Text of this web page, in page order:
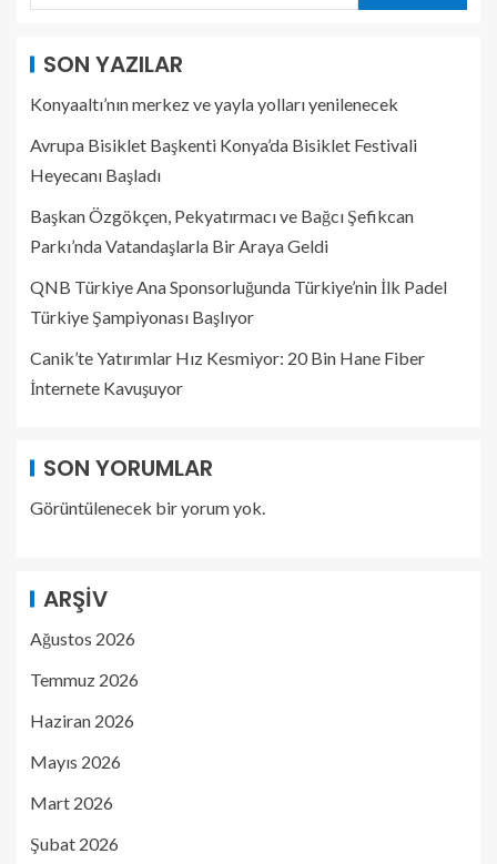
SON YAZILAR
Konyaaltı’nın merkez ve yayla yolları yenilenecek
Avrupa Bisiklet Başkenti Konya’da Bisiklet Festivali
Heyecanı Başladı
Başkan Özgökçen, Pekyatırmacı ve Bağcı Şefikcan
Parkı’nda Vatandaşlarla Bir Araya Geldi
QNB Türkiye Ana Sponsorluğunda Türkiye’nin İlk Padel
Türkiye Şampiyonası Başlıyor
Canik’te Yatırımlar Hız Kesmiyor: 20 Bin Hane Fiber
İnternete Kavuşuyor
SON YORUMLAR
Görüntülenecek bir yorum yok.
ARŞIV
Ağustos 2026
Temmuz 2026
Haziran 2026
Mayıs 2026
Mart 2026
Şubat 2026